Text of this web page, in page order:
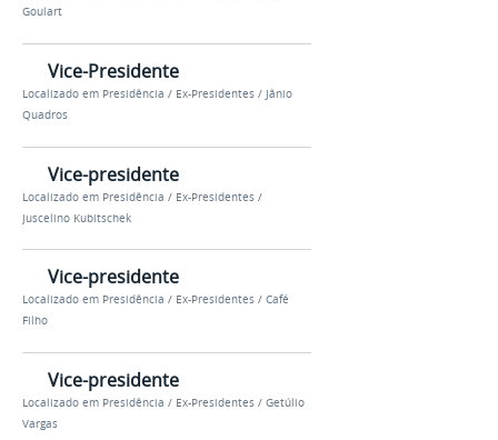
Goulart
Vice-Presidente
Localizado em Presidência / Ex-Presidentes / Jânio
Quadros
Vice-presidente
Localizado em Presidência / Ex-Presidentes /
Juscelino Kubitschek
Vice-presidente
Localizado em Presidência / Ex-Presidentes / Café
Filho
Vice-presidente
Localizado em Presidência / Ex-Presidentes / Getúlio
Vargas